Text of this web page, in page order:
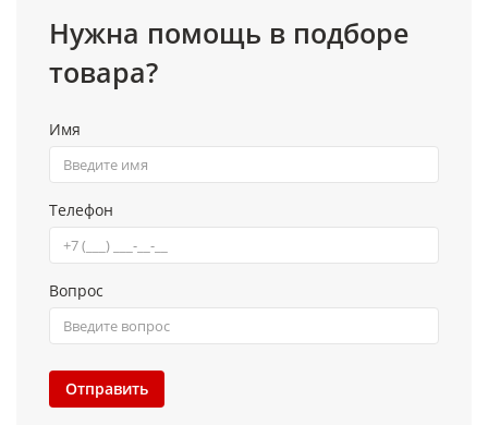
Нужна помощь в подборе
товара?
Имя
Телефон
Вопрос
Отправить